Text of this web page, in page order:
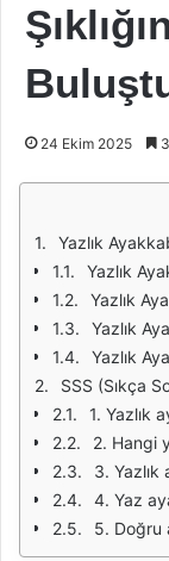
24 Ekim 2025
Yazlık
Yazlık
Yazlık
Yazlık
Yazlık
SSS (Sıkça
1. Yazlık
2. Hangi
3. Yazlık
4. Yaz
5. Doğru